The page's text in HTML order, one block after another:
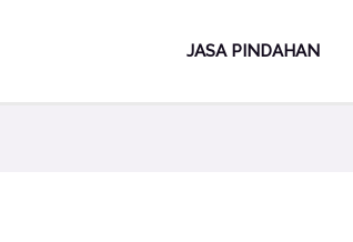
JASA PINDAHAN